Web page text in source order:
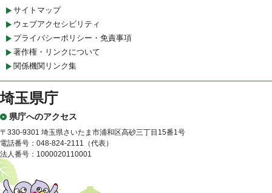
サイトマップ
ウェブアクセシビリティ
プライバシーポリシー・免責事項
著作権・リンクについて
関係機関リンク集
埼玉県庁
県庁へのアクセス
〒330-9301 埼玉県さいたま市浦和区高砂三丁目15番1号
電話番号：048-824-2111（代表）
法人番号：1000020110001